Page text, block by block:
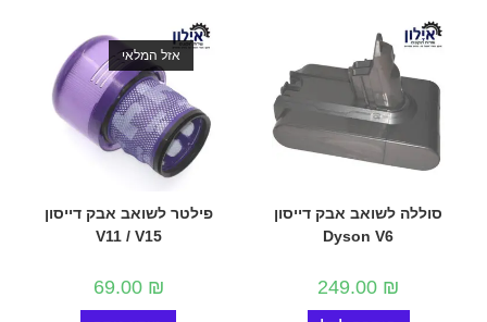
סוללה לשואב אבק דייסון
Dyson V6
249.00 ₪
אזל המלאי
פילטר לשואב אבק דייסון
V11 / V15
69.00 ₪